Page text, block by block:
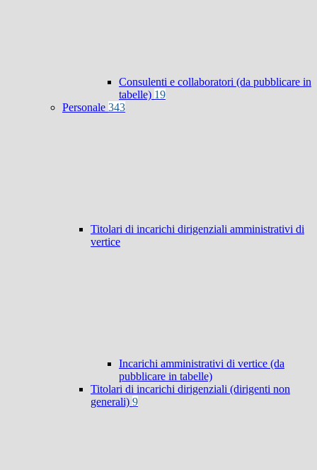
Consulenti e collaboratori (da pubblicare in
tabelle) 19
Personale 343
Titolari di incarichi dirigenziali amministrativi di
vertice
Incarichi amministrativi di vertice (da
pubblicare in tabelle)
Titolari di incarichi dirigenziali (dirigenti non
generali) 9